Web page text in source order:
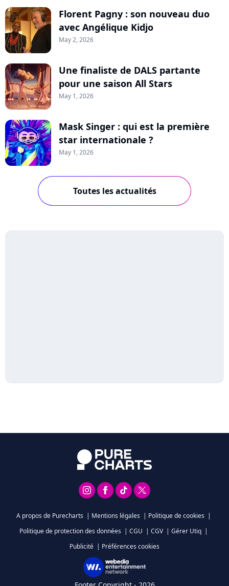
Florent Pagny : son nouveau duo
avec Angélique Kidjo
May 2, 2026
Une finaliste de DALS partante
pour une saison All Stars
May 1, 2026
Mask Singer : qui est la première
star internationale ?
May 1, 2026
Toutes les actualités
A propos de Purecharts | Mentions légales | Politique de cookies |
Politique de protection des données | CGU | CGV | Gérer Utiq |
Publicité | Préférences cookies